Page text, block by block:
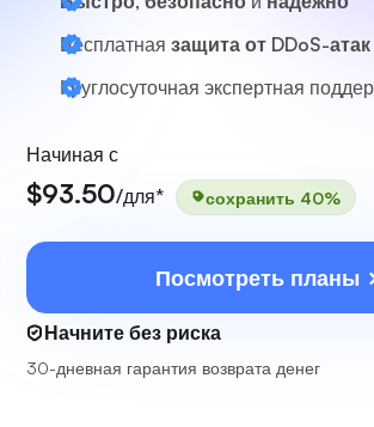
Бесплатная защита от DDoS-атак
Круглосуточная экспертная
Начиная с
$93.50/для* сохранить 40%
Посмотреть планы
Начните без риска
30-дневная гарантия возврата денег